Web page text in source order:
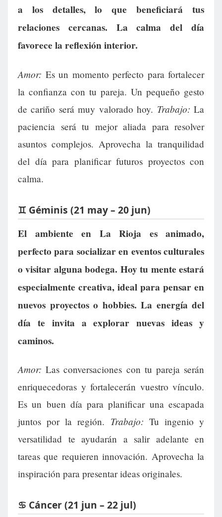
a los detalles, lo que beneficiará tus
relaciones cercanas. La calma del día
favorece la reflexión interior.
Amor: Es un momento perfecto para fortalecer
la confianza con tu pareja. Un pequeño gesto
de cariño será muy valorado hoy. Trabajo: La
paciencia será tu mejor aliada para resolver
asuntos complejos. Aprovecha la tranquilidad
del día para planificar futuros proyectos con
calma.
♊ Géminis (21 may – 20 jun)
El ambiente en La Rioja es animado,
perfecto para socializar en eventos culturales
o visitar alguna bodega. Hoy tu mente estará
especialmente creativa, ideal para pensar en
nuevos proyectos o hobbies. La energía del
día te invita a explorar nuevas ideas y
caminos.
Amor: Las conversaciones con tu pareja serán
enriquecedoras y fortalecerán vuestro vínculo.
Es un buen día para planificar una escapada
juntos por la región. Trabajo: Tu ingenio y
versatilidad te ayudarán a salir adelante en
tareas que requieren innovación. Aprovecha la
inspiración para presentar ideas originales.
♋ Cáncer (21 jun – 22 jul)